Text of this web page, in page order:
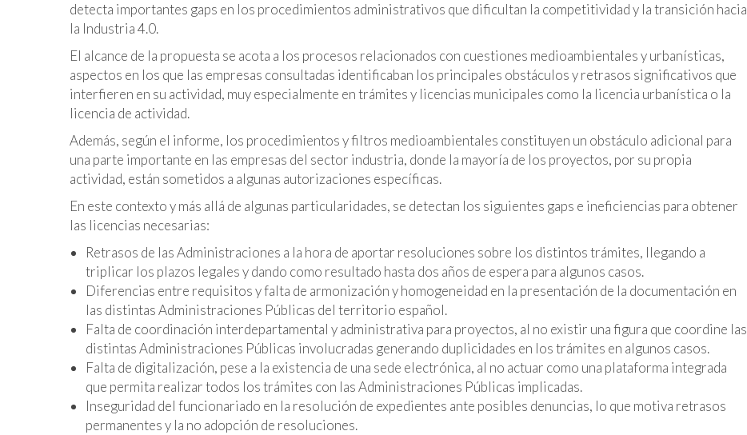
detecta importantes gaps en los procedimientos administrativos que dificultan la competitividad y la transición hacia
la Industria 4.0.
El alcance de la propuesta se acota a los procesos relacionados con cuestiones medioambientales y urbanísticas,
aspectos en los que las empresas consultadas identificaban los principales obstáculos y retrasos significativos que
interfieren en su actividad, muy especialmente en trámites y licencias municipales como la licencia urbanística o la
licencia de actividad.
Además, según el informe, los procedimientos y filtros medioambientales constituyen un obstáculo adicional para
una parte importante en las empresas del sector industria, donde la mayoría de los proyectos, por su propia
actividad, están sometidos a algunas autorizaciones específicas.
En este contexto y más allá de algunas particularidades, se detectan los siguientes gaps e ineficiencias para obtener
las licencias necesarias:
Retrasos de las Administraciones a la hora de aportar resoluciones sobre los distintos trámites, llegando a
triplicar los plazos legales y dando como resultado hasta dos años de espera para algunos casos.
Diferencias entre requisitos y falta de armonización y homogeneidad en la presentación de la documentación en
las distintas Administraciones Públicas del territorio español.
Falta de coordinación interdepartamental y administrativa para proyectos, al no existir una figura que coordine las
distintas Administraciones Públicas involucradas generando duplicidades en los trámites en algunos casos.
Falta de digitalización, pese a la existencia de una sede electrónica, al no actuar como una plataforma integrada
que permita realizar todos los trámites con las Administraciones Públicas implicadas.
Inseguridad del funcionariado en la resolución de expedientes ante posibles denuncias, lo que motiva retrasos
permanentes y la no adopción de resoluciones.